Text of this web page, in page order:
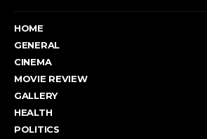
HOME
GENERAL
CINEMA
MOVIE REVIEW
GALLERY
HEALTH
POLITICS